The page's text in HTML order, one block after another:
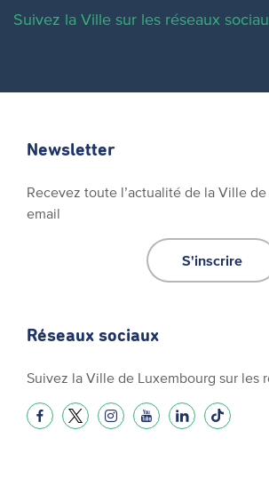
Suivez la Ville sur les réseaux
Newsletter
Recevez toute l’actualité de la Ville
email
S'inscrire
Réseaux sociaux
Suivez la Ville de Luxembourg sur les